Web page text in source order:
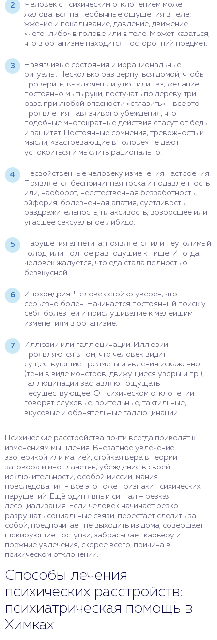
Человек с психическим отклонением может
жаловаться на необычные ощущения в теле:
жжение и покалывание, давление, движение
«чего-либо» в голове или в теле. Может казаться,
что в организме находится посторонний предмет.
Навязчивые состояния и иррациональные
ритуалы. Несколько раз вернуться домой, чтобы
проверить, выключен ли утюг или газ, желание
постоянно мыть руки, постучать по дереву три
раза при любой опасности «сглазить» - все это
проявления навязчивого убеждения, что
подобные многократные действия спасут от беды
и защитят. Постоянные сомнения, тревожность и
мысли, «застревающие в голове» не дают
успокоиться и мыслить рационально.
Несвойственные человеку изменения настроения.
Появляется беспричинная тоска и подавленность
или, наоборот, неестественная беззаботность,
эйфория, болезненная апатия, суетливость,
раздражительность, плаксивость, возросшее или
угасшее сексуальное либидо.
Нарушения аппетита: появляется или неутолимый
голод, или полное равнодушие к пище. Иногда
человек жалуется, что еда стала полностью
безвкусной.
Ипохондрия. Человек стойко уверен, что
серьезно болен. Начинается постоянный поиск у
себя болезней и прислушивание к малейшим
изменениям в организме.
Иллюзии или галлюцинации. Иллюзии
проявляются в том, что человек видит
существующие предметы и явления искаженно
(тени в виде монстров, движущиеся узоры и пр.),
галлюцинации заставляют ощущать
несуществующее. О психическом отклонении
говорят слуховые, зрительные, тактильные,
вкусовые и обонятельные галлюцинации.
Психические расстройства почти всегда приводят к
изменениям мышления. Внезапное увлечение
эзотерикой или магией, стойкая вера в теории
заговора и инопланетян, убеждение в своей
исключительности, особой миссии, мания
преследования – всё это тоже признаки психических
нарушений. Ещё один явный сигнал – резкая
десоциализация. Если человек начинает резко
разрушать социальные связи, перестает следить за
собой, предпочитает не выходить из дома, совершает
шокирующие поступки, забрасывает карьеру и
прежние увлечения, скорее всего, причина в
психическом отклонении.
Способы лечения
психических расстройств:
психиатрическая помощь в
Химках